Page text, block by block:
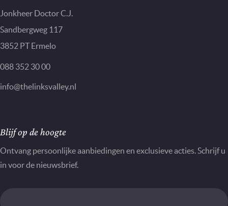
Jonkheer Doctor C.J.
Sandbergweg 117
3852 PT Ermelo
088 352 30 00
info@thelinksvalley.nl
Nieuwsbrief
Blijf op de hoogte
Ontvang persoonlijke aanbiedingen en exclusieve acties. Schrijf u
in voor de nieuwsbrief.